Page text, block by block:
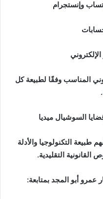
وإنستجرام
المناسب وفقًا لطبيعة كل
السوشيال ميديا
طبيعة التكنولوجيا والأدلة
التقليدية.
أبو المجد بمتابعة: